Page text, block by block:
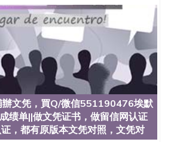
本科、硕士及博士学位。学校的
学、MBA、财务、教育、建筑工
护理、文学、音乐、生物学、统计
程、天文学、农业、环境污染控
程、生物工程、建筑设计、工商管
工程、航天工程、土木工程、数
会科学、心理学、戏剧、市场营
机科学、物理学、人工智能、商
户提供相关材料，确定客户办理
案； 2、补充毕业证成绩单等相关
申请账号，付定金； 4、预约递
陪同客户本人一起去留服递交材
辦文凭，買Q/微信551190476埃默
绩单||做文凭证书，做留信网认证
证，都有原版本文凭对照，文凭对